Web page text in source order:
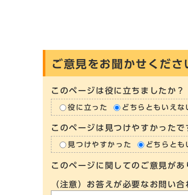
ご意見をお聞かせくださ
このページは役に立ちましたか？
役に立った どちらともいえな
このページは見つけやすかったで
見つけやすかった どちらとも
このページに関してのご意見があ
（注意）お答えが必要なお問い